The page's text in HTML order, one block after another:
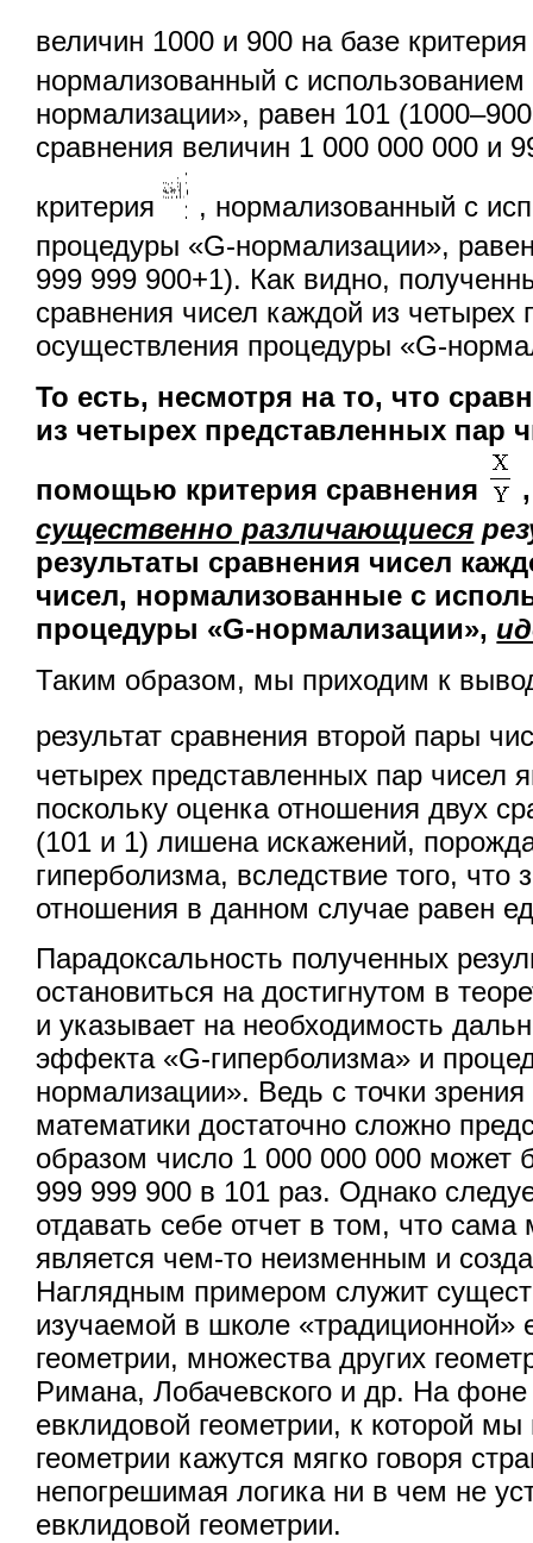
величин 1000 и 900 на базе
нормализованный с
нормализации», равен 101
сравнения величин 1 000 000 000 и
критерия
, нормализованный с
процедуры «G-нормализации»,
999 999 900+1). Как видно,
сравнения чисел каждой из четырех
осуществления процедуры «G-
То есть, несмотря на то, что
из четырех представленных пар
помощью критерия сравнения
существенно различающиеся
результаты сравнения чисел
чисел, нормализованные с
процедуры «G-нормализации»,
Таким образом, мы приходим к
результат сравнения второй пары
четырех представленных пар чисел
поскольку оценка отношения двух
(101 и 1) лишена искажений,
гиперболизма, вследствие того, что
отношения в данном случае равен
Парадоксальность полученных
остановиться на достигнутом в
и указывает на необходимость
эффекта «G-гиперболизма» и
нормализации». Ведь с точки
математики достаточно сложно
образом число 1 000 000 000 может
999 999 900 в 101 раз. Однако
отдавать себе отчет в том, что сама
является чем-то неизменным и
Наглядным примером служит
изучаемой в школе «традиционной»
геометрии, множества других
Римана, Лобачевского и др. На
евклидовой геометрии, к которой
геометрии кажутся мягко говоря
непогрешимая логика ни в чем не
евклидовой геометрии.